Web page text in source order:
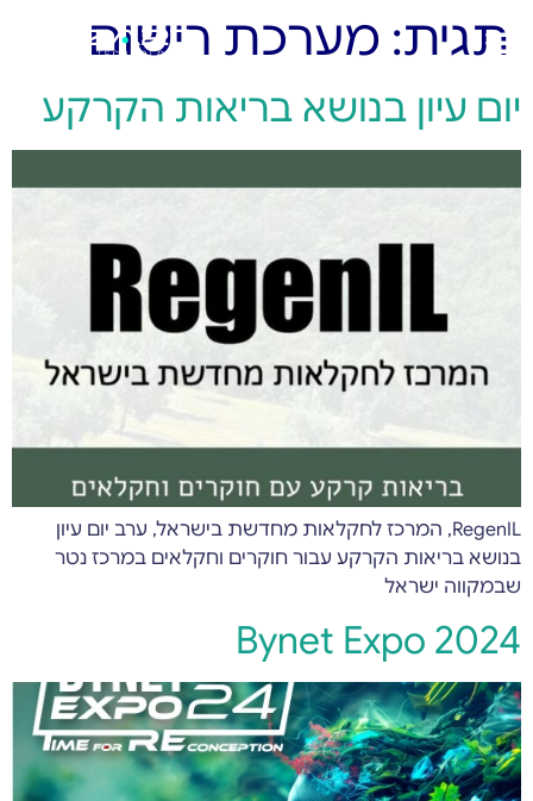
תגית: מערכת רישום
יום עיון בנושא בריאות הקרקע
RegenIL, המרכז לחקלאות מחדשת בישראל, ערב יום עיון
בנושא בריאות הקרקע עבור חוקרים וחקלאים במרכז נטר
שבמקווה ישראל
Bynet Expo 2024